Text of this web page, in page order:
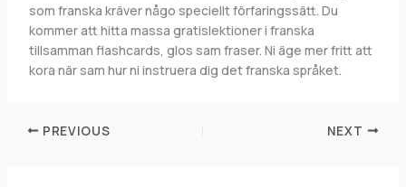
som franska kräver någo speciellt förfaringssätt. Du
kommer att hitta massa gratislektioner i franska
tillsamman flashcards, glos sam fraser. Ni äge mer fritt att
kora när sam hur ni instruera dig det franska språket.
PREVIOUS NEXT